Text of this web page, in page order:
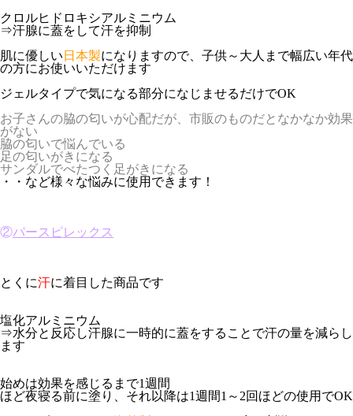
クロルヒドロキシアルミニウム
⇒汗腺に蓋をして汗を抑制
肌に優しい 日本製になりますので、子供～大人まで幅広い年代
の方にお使いいただけます
ジェルタイプで気になる部分になじませるだけでOK
お子さんの脇の匂いが心配だが、市販のものだとなかなか効果
がない
脇の匂いで悩んでいる
足の匂いがきになる
サンダルでべたつく足がきになる
・・など様々な悩みに使用できます！
②パースピレックス
とくに汗に着目した商品です
塩化アルミニウム
⇒水分と反応し汗腺に一時的に蓋をすることで汗の量を減らし
ます
始めは効果を感じるまで1週間
ほど夜寝る前に塗り、それ以降は1週間1～2回ほどの使用でOK